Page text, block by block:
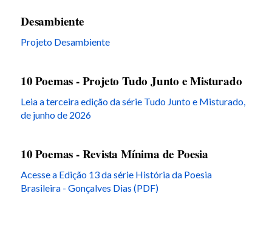
Desambiente
Projeto Desambiente
10 Poemas - Projeto Tudo Junto e Misturado
Leia a terceira edição da série Tudo Junto e Misturado,
de junho de 2026
10 Poemas - Revista Mínima de Poesia
Acesse a Edição 13 da série História da Poesia
Brasileira - Gonçalves Dias (PDF)